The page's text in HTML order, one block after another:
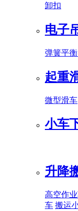
卸扣
电子
弹簧平
起重
微型滑车
小车
升降
高空作
车 搬运